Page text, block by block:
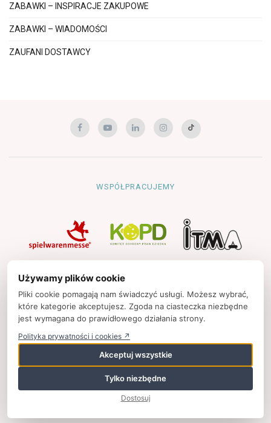
ZABAWKI – INSPIRACJE ZAKUPOWE
ZABAWKI – WIADOMOŚCI
ZAUFANI DOSTAWCY
WSPÓŁPRACUJEMY
Strona główna
Polityka prywatności
Kontakt
Strony partnerskie
© 2025zpkinfo.pl,
ul. Ku Wiśle 7, 00-707 Warszawa, Polska,
+48 (22) 50 65 852,
wspolpraca@zpkinfo.pl
Używamy plików cookie
Pliki cookie pomagają nam świadczyć usługi. Możesz wybrać,
które kategorie akceptujesz. Zgoda na ciasteczka niezbędne
jest wymagana do prawidłowego działania strony.
Polityka prywatności i cookies ↗
Akceptuj wszystkie
Tylko niezbędne
Dostosuj